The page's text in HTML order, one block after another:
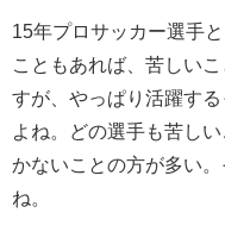
15年プロサッカー選手
こともあれば、苦しい
すが、やっぱり活躍す
よね。どの選手も苦し
かないことの方が多い
ね。